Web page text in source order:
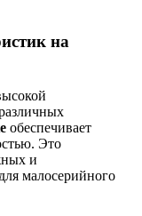
на
обеспечивает
Это
и
малосерийного